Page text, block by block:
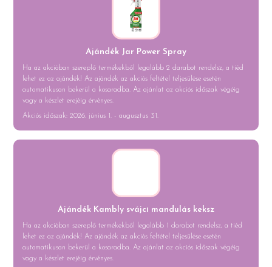
Ajándék Jar Power Spray
Ha az akcióban szereplő termékekből legalább 2 darabot rendelsz, a tiéd
lehet ez az ajándék! Az ajándék az akciós feltétel teljesülése esetén
automatikusan bekerül a kosaradba. Az ajánlat az akciós időszak végéig
vagy a készlet erejéig érvényes.
Akciós időszak: 2026. június 1. - augusztus 31.
Ajándék Kambly svájci mandulás keksz
Ha az akcióban szereplő termékekből legalább 1 darabot rendelsz, a tiéd
lehet ez az ajándék! Az ajándék az akciós feltétel teljesülése esetén
automatikusan bekerül a kosaradba. Az ajánlat az akciós időszak végéig
vagy a készlet erejéig érvényes.